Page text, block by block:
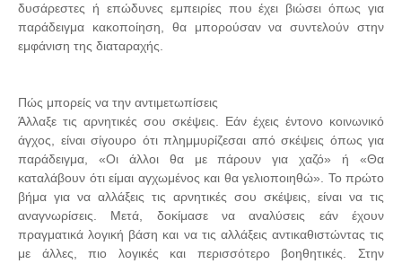
δυσάρεστες ή επώδυνες εμπειρίες που έχει βιώσει όπως για
παράδειγμα κακοποίηση, θα μπορούσαν να συντελούν στην
εμφάνιση της διαταραχής.
Πώς μπορείς να την αντιμετωπίσεις
Άλλαξε τις αρνητικές σου σκέψεις. Εάν έχεις έντονο κοινωνικό
άγχος, είναι σίγουρο ότι πλημμυρίζεσαι από σκέψεις όπως για
παράδειγμα, «Οι άλλοι θα με πάρουν για χαζό» ή «Θα
καταλάβουν ότι είμαι αγχωμένος και θα γελιοποιηθώ». Το πρώτο
βήμα για να αλλάξεις τις αρνητικές σου σκέψεις, είναι να τις
αναγνωρίσεις. Μετά, δοκίμασε να αναλύσεις εάν έχουν
πραγματικά λογική βάση και να τις αλλάξεις αντικαθιστώντας τις
με άλλες, πιο λογικές και περισσότερο βοηθητικές. Στην